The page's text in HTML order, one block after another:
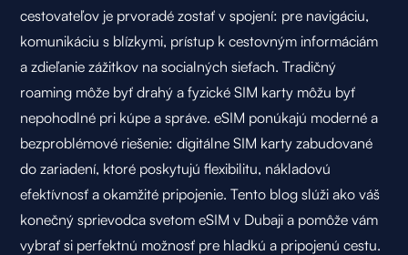
cestovateľov je prvoradé zostať v spojení: pre navigáciu,
komunikáciu s blízkymi, prístup k cestovným informáciám
a zdieľanie zážitkov na socialných sieťach. Tradičný
roaming môže byť drahý a fyzické SIM karty môžu byť
nepohodlné pri kúpe a správe. eSIM ponúkajú moderné a
bezproblémové riešenie: digitálne SIM karty zabudované
do zariadení, ktoré poskytujú flexibilitu, nákladovú
efektívnosť a okamžité pripojenie. Tento blog slúži ako váš
konečný sprievodca svetom eSIM v Dubaji a pomôže vám
vybrať si perfektnú možnosť pre hladkú a pripojenú cestu.